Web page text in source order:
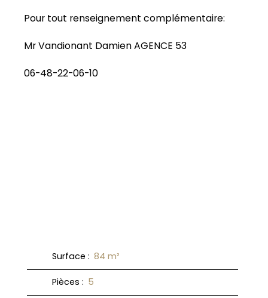
Pour tout renseignement complémentaire:
Mr Vandionant Damien AGENCE 53
06-48-22-06-10
Surface : 84 m²
Pièces : 5